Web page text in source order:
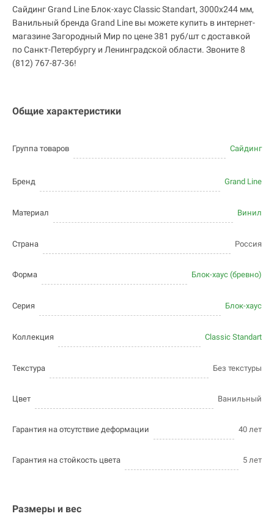
Сайдинг Grand Line Блок-хаус Classic Standart, 3000х244 мм,
Ванильный бренда Grand Line вы можете купить в интернет-
магазине Загородный Мир по цене 381 руб/шт с доставкой
по Санкт-Петербургу и Ленинградской области. Звоните 8
(812) 767-87-36!
Общие характеристики
Группа товаров Сайдинг
Бренд Grand Line
Материал Винил
Страна Россия
Форма Блок-хаус (бревно)
Серия Блок-хаус
Коллекция Classic Standart
Текстура Без текстуры
Цвет Ванильный
Гарантия на отсутствие деформации 40 лет
Гарантия на стойкость цвета 5 лет
Размеры и вес